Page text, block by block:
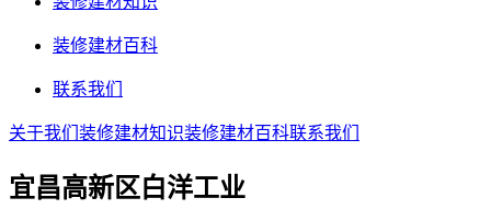
装修建材百科
联系我们
关于我们 装修建材知识装修建材百科联系我们
宜昌高新区白洋工业